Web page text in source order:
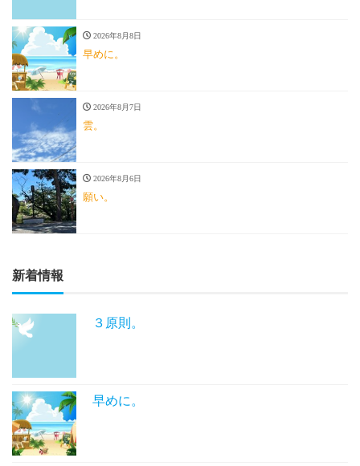
2026年8月8日
早めに。
2026年8月7日
雲。
2026年8月6日
願い。
新着情報
３原則。
早めに。